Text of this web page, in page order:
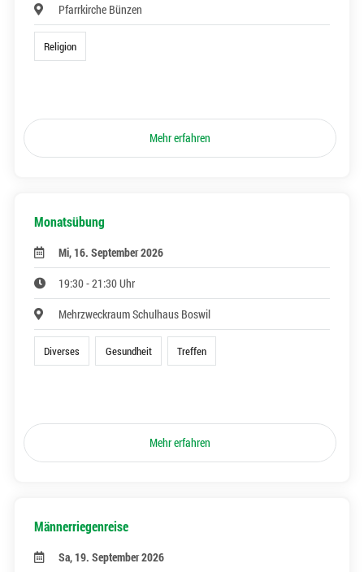
Pfarrkirche Bünzen
Religion
Mehr erfahren
Monatsübung
Mi, 16. September 2026
19:30 - 21:30 Uhr
Mehrzweckraum Schulhaus Boswil
Diverses Gesundheit Treffen
Mehr erfahren
Männerriegenreise
Sa, 19. September 2026